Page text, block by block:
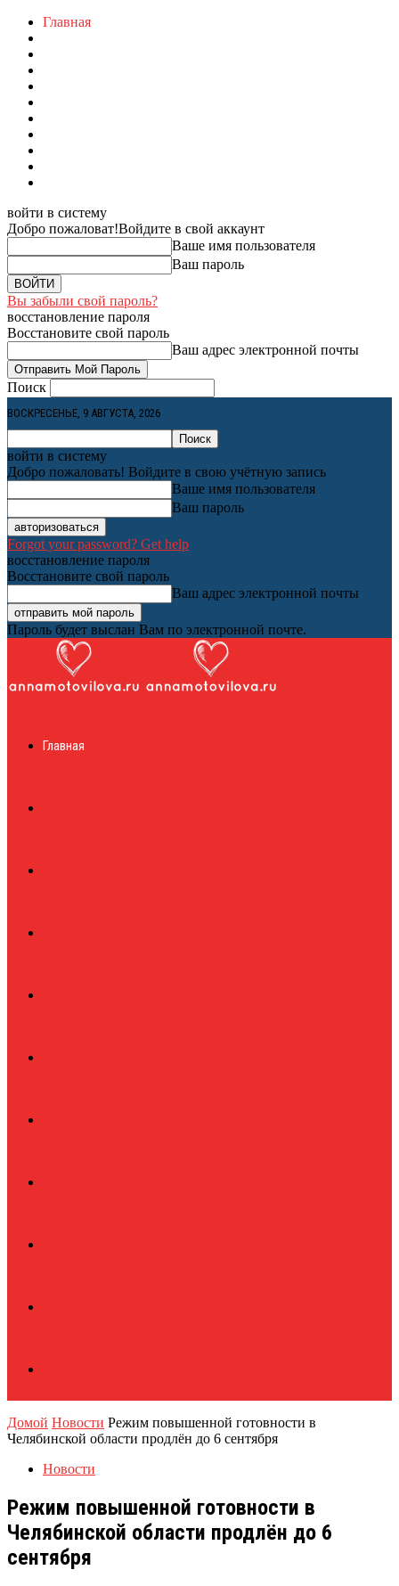
Главная
войти в систему
Добро пожаловат!Войдите в свой аккаунт
Ваше имя пользователя
Ваш пароль
Вы забыли свой пароль?
восстановление пароля
Восстановите свой пароль
Ваш адрес электронной почты
Поиск
ВОСКРЕСЕНЬЕ, 9 АВГУСТА, 2026
войти в систему
Добро пожаловать! Войдите в свою учётную запись
Ваше имя пользователя
Ваш пароль
Forgot your password? Get help
восстановление пароля
Восстановите свой пароль
Ваш адрес электронной почты
Пароль будет выслан Вам по электронной почте.
журналГлавная
Домой Новости Режим повышенной готовности в
Челябинской области продлён до 6 сентября
Новости
Режим повышенной готовности в
Челябинской области продлён до 6
сентября